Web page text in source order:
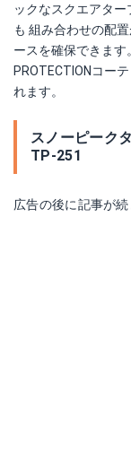
ックなスクエアタ
も 組み合わせの配
ースを確保できます
PROTECTIONコー
れます。
スノーピーク
TP-251
広告の後に記事が